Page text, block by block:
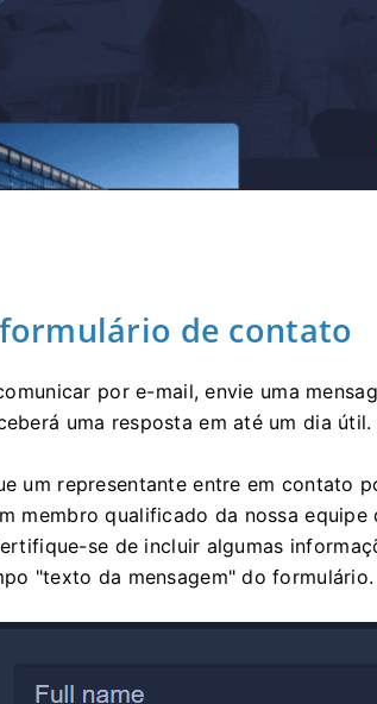
de contato
por e-mail, envie uma
uma resposta em até um dia útil.
um representante entre em contato
membro qualificado da nossa
se de incluir algumas
"texto da mensagem" do formulário.